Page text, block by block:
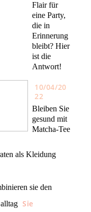
Flair für
eine Party,
die in
Erinnerung
bleibt? Hier
ist die
Antwort!
10/04/20
22
Bleiben Sie
gesund mit
Matcha-Tee
als Kleidung
sie den
Sie